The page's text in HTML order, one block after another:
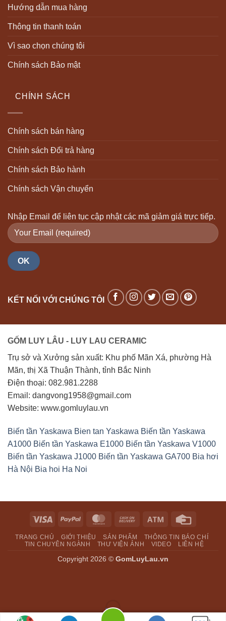
Hướng dẫn mua hàng
Thông tin thanh toán
Vì sao chọn chúng tôi
Chính sách Bảo mật
CHÍNH SÁCH
Chính sách bán hàng
Chính sách Đổi trả hàng
Chính sách Bảo hành
Chính sách Vận chuyển
Nhập Email để liên tục cập nhật các mã giảm giá trực tiếp.
KẾT NỐI VỚI CHÚNG TÔI
GỐM LUY LÂU - LUY LAU CERAMIC
Trụ sở và Xưởng sản xuất: Khu phố Mãn Xá, phường Hà
Mãn, thị Xã Thuận Thành, tỉnh Bắc Ninh
Điện thoại: 082.981.2288
Email: dangvong1958@gmail.com
Website: www.gomluylau.vn
Biến tần Yaskawa Bien tan Yaskawa Biến tần Yaskawa
A1000 Biến tần Yaskawa E1000 Biến tần Yaskawa V1000
Biến tần Yaskawa J1000 Biến tần Yaskawa GA700 Bia hơi
Hà Nội Bia hoi Ha Noi
Visa PayPal MasterCardCash
Delivery
Atm
TRANG CHỦ GIỚI THIỆU SẢN PHẨM
THÔNG TIN BÁO CHÍ
TIN CHUYÊN NGÀNH
THƯ VIỆN ẢNH VIDEO LIÊN HỆ
Copyright 2026 © GomLuyLau.vn